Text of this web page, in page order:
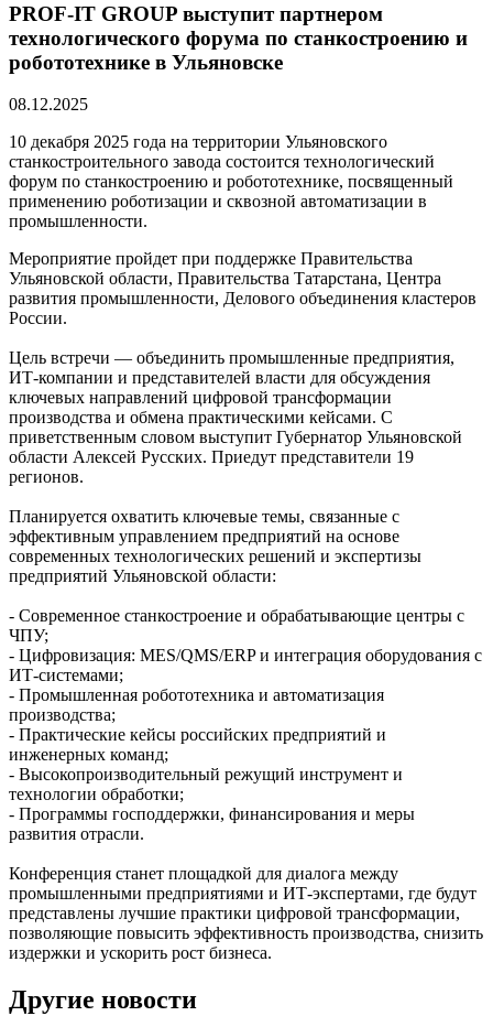
PROF-IT GROUP выступит партнером
технологического форума по станкостроению и
робототехнике в Ульяновске
08.12.2025
10 декабря 2025 года на территории Ульяновского
станкостроительного завода состоится технологический
форум по станкостроению и робототехнике, посвященный
применению роботизации и сквозной автоматизации в
промышленности.
Мероприятие пройдет при поддержке Правительства
Ульяновской области, Правительства Татарстана, Центра
развития промышленности, Делового объединения кластеров
России.
Цель встречи — объединить промышленные предприятия,
ИТ-компании и представителей власти для обсуждения
ключевых направлений цифровой трансформации
производства и обмена практическими кейсами. С
приветственным словом выступит Губернатор Ульяновской
области Алексей Русских. Приедут представители 19
регионов.
Планируется охватить ключевые темы, связанные с
эффективным управлением предприятий на основе
современных технологических решений и экспертизы
предприятий Ульяновской области:
- Современное станкостроение и обрабатывающие центры с
ЧПУ;
- Цифровизация: MES/QMS/ERP и интеграция оборудования с
ИТ-системами;
- Промышленная робототехника и автоматизация
производства;
- Практические кейсы российских предприятий и
инженерных команд;
- Высокопроизводительный режущий инструмент и
технологии обработки;
- Программы господдержки, финансирования и меры
развития отрасли.
Конференция станет площадкой для диалога между
промышленными предприятиями и ИТ-экспертами, где будут
представлены лучшие практики цифровой трансформации,
позволяющие повысить эффективность производства, снизить
издержки и ускорить рост бизнеса.
Другие новости